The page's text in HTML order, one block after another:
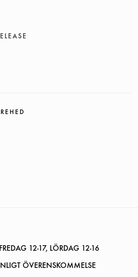
12-17, LÖRDAG 12-16
ÖVERENSKOMMELSE